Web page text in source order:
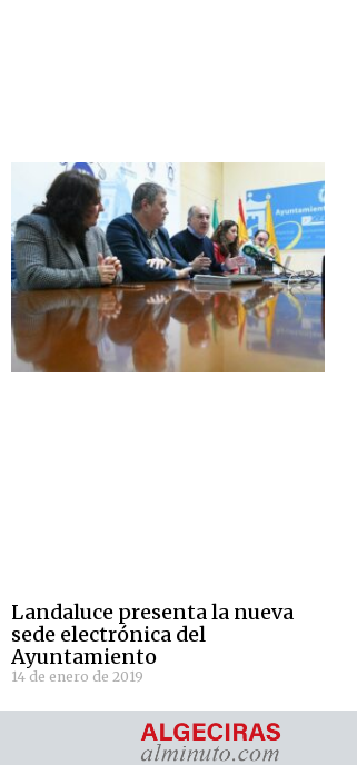
Landaluce presenta la nueva
sede electrónica del
Ayuntamiento
14 de enero de 2019